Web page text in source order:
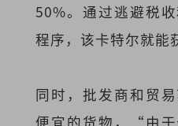
50%。通过逃避税
程序，该卡特尔就能
同时，批发商和贸
便宜的货物，“由